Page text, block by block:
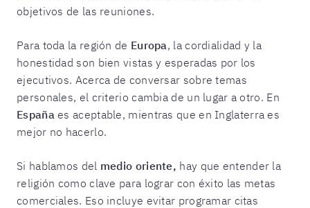
objetivos de las reuniones.
Para toda la región de Europa, la cordialidad y la
honestidad son bien vistas y esperadas por los
ejecutivos. Acerca de conversar sobre temas
personales, el criterio cambia de un lugar a otro. En
España es aceptable, mientras que en Inglaterra es
mejor no hacerlo.
Si hablamos del medio oriente, hay que entender la
religión como clave para lograr con éxito las metas
comerciales. Eso incluye evitar programar citas